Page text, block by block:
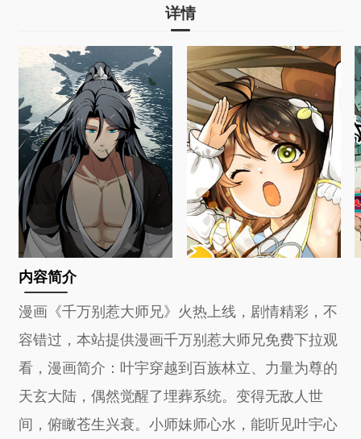
详情
内容简介
漫画《千万别惹大师兄》火热上线，剧情精彩，不
容错过，本站提供漫画千万别惹大师兄免费下拉观
看，漫画简介：叶宇穿越到百族林立、力量为尊的
天玄大陆，偶然觉醒了埋葬系统。变得无敌人世
间，俯瞰苍生兴衰。小师妹师心水，能听见叶宇心